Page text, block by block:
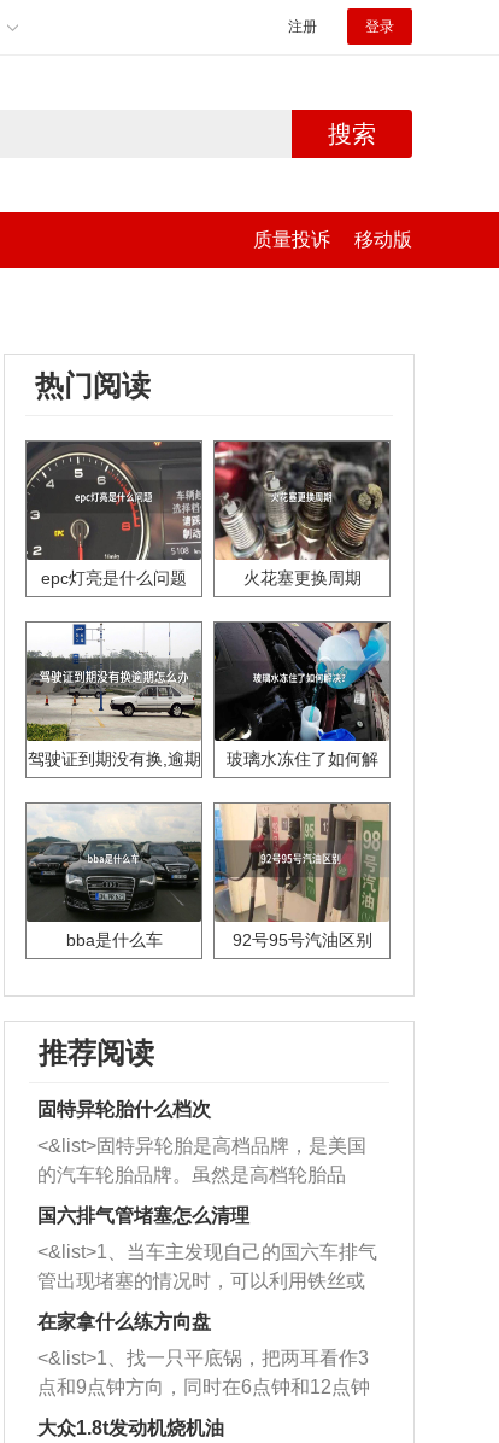
注册 登录
搜索
质量投诉 移动版
热门阅读
epc灯亮是什么问题 火花塞更换周期
驾驶证到期没有换,逾期
玻璃水冻住了如何解
bba是什么车 92号95号汽油区别
推荐阅读
固特异轮胎什么档次
<&list>固特异轮胎是高档品牌，是美国
的汽车轮胎品牌。虽然是高档轮胎品
牌，但是中高低端的轮胎都有生产，这
也是为了更好的开拓市场。
国六排气管堵塞怎么清理
<&list>1、当车主发现自己的国六车排气
管出现堵塞的情况时，可以利用铁丝或
者是细棍，直接将杂物给取出来，如果
堵塞情况比较严重，也可以采取应急措
施。 <&list>2、直接利用木棍将所有的
杂物推到排气管里面的位置处，然后将
三元催化器拆解开，就可以将堵塞的东
在家拿什么练方向盘
<&list>1、找一只平底锅，把两耳看作3
点和9点钟方向，同时在6点钟和12点钟
方向做一个标记。 <&list>2、双手握住
大众1.8t发动机烧机油